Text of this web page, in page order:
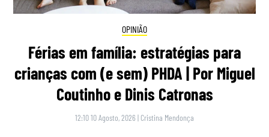
OPINIÃO
Férias em família: estratégias para
crianças com (e sem) PHDA | Por Miguel
Coutinho e Dinis Catronas
12:10 10 Agosto, 2026 | Cristina Mendonça